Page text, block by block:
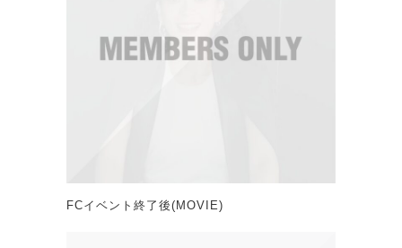
FCイベント終了後(MOVIE)